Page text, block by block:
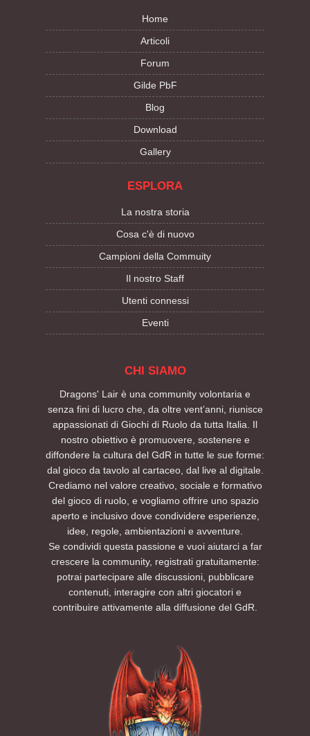
Home
Articoli
Forum
Gilde PbF
Blog
Download
Gallery
ESPLORA
La nostra storia
Cosa c'è di nuovo
Campioni della Commuity
Il nostro Staff
Utenti connessi
Eventi
CHI SIAMO
Dragons' Lair è una community volontaria e
senza fini di lucro che, da oltre vent’anni, riunisce
appassionati di Giochi di Ruolo da tutta Italia. Il
nostro obiettivo è promuovere, sostenere e
diffondere la cultura del GdR in tutte le sue forme:
dal gioco da tavolo al cartaceo, dal live al digitale.
Crediamo nel valore creativo, sociale e formativo
del gioco di ruolo, e vogliamo offrire uno spazio
aperto e inclusivo dove condividere esperienze,
idee, regole, ambientazioni e avventure.
Se condividi questa passione e vuoi aiutarci a far
crescere la community, registrati gratuitamente:
potrai partecipare alle discussioni, pubblicare
contenuti, interagire con altri giocatori e
contribuire attivamente alla diffusione del GdR.